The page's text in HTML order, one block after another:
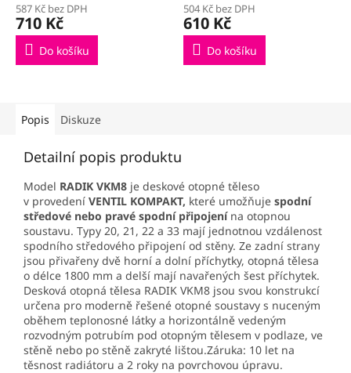
587 Kč bez DPH
710 Kč
Do košíku
504 Kč bez DPH
610 Kč
Do košíku
Popis Diskuze
Detailní popis produktu
Model RADIK VKM8 je deskové otopné těleso
v provedení VENTIL KOMPAKT, které umožňuje spodní
středové nebo pravé spodní připojenína otopnou
soustavu. Typy 20, 21, 22 a 33 mají jednotnou vzdálenost
spodního středového připojení od stěny. Ze zadní strany
jsou přivařeny dvě horní a dolní příchytky, otopná tělesa
o délce 1800 mm a delší mají navařených šest příchytek.
Desková otopná tělesa RADIK VKM8 jsou svou konstrukcí
určena pro moderně řešené otopné soustavy s nuceným
oběhem teplonosné látky a horizontálně vedeným
rozvodným potrubím pod otopným tělesem v podlaze, ve
stěně nebo po stěně zakryté lištou.Záruka: 10 let na
těsnost radiátoru a 2 roky na povrchovou úpravu.